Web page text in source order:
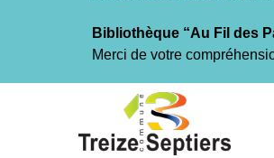
Bibliothèque “Au Fil des
Merci de votre